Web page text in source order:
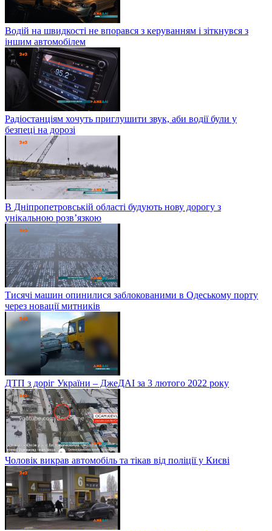
Водій на швидкості не впорався з керуванням і зіткнувся з
іншим автомобілем
Радіостанціям хочуть приглушити звук, аби водії були у
безпеці на дорозі
В Дніпропетровській області будують нову дорогу з
унікальною розв’язкою
Тисячі машин опинилися заблокованими в Одеському порту
через новації митників
ДТП з доріг України – ДжеДАІ за 3 лютого 2022 року
Чоловік викрав автомобіль та тікав від поліції у Києві